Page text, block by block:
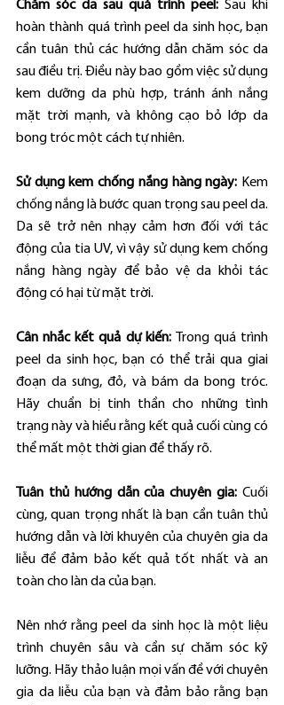
Chăm sóc da sau quá trình peel: Sau khi
hoàn thành quá trình peel da sinh học, bạn
cần tuân thủ các hướng dẫn chăm sóc da
sau điều trị. Điều này bao gồm việc sử dụng
kem dưỡng da phù hợp, tránh ánh nắng
mặt trời mạnh, và không cạo bỏ lớp da
bong tróc một cách tự nhiên.
Sử dụng kem chống nắng hàng ngày: Kem
chống nắng là bước quan trọng sau peel da.
Da sẽ trở nên nhạy cảm hơn đối với tác
động của tia UV, vì vậy sử dụng kem chống
nắng hàng ngày để bảo vệ da khỏi tác
động có hại từ mặt trời.
Cân nhắc kết quả dự kiến:
Trong quá trình
peel da sinh học, bạn có thể trải qua giai
đoạn da sưng, đỏ, và bám da bong tróc.
Hãy chuẩn bị tinh thần cho những tình
trạng này và hiểu rằng kết quả cuối cùng có
thể mất một thời gian để thấy rõ.
Tuân thủ hướng dẫn của chuyên gia: Cuối
cùng, quan trọng nhất là bạn cần tuân thủ
hướng dẫn và lời khuyên của chuyên gia da
liễu để đảm bảo kết quả tốt nhất và an
toàn cho làn da của bạn.
Nên nhớ rằng peel da sinh học là một liệu
trình chuyên sâu và cần sự chăm sóc kỹ
lưỡng. Hãy thảo luận mọi vấn đề với chuyên
gia da liễu của bạn và đảm bảo rằng bạn